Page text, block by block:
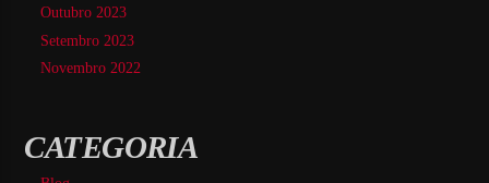
Outubro 2023
Setembro 2023
Novembro 2022
CATEGORIA